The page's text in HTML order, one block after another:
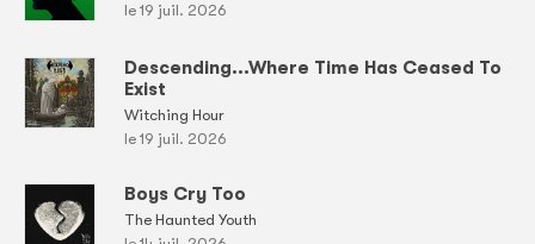
le 19 juil. 2026
Descending...Where Time Has Ceased To
Exist
Witching Hour
le 19 juil. 2026
Boys Cry Too
The Haunted Youth